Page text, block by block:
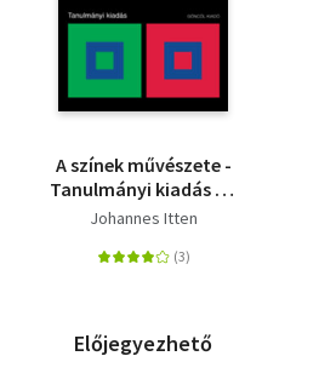
A színek művészete -
Tanulmányi kiadás - A
szubjektív élmény és
mint a művészethez
Johannes Itten
Előjegyezhető